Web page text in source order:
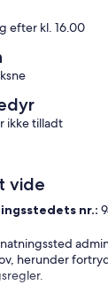
efter kl. 16.00
ikke tilladt
vide
nr.:
herunder